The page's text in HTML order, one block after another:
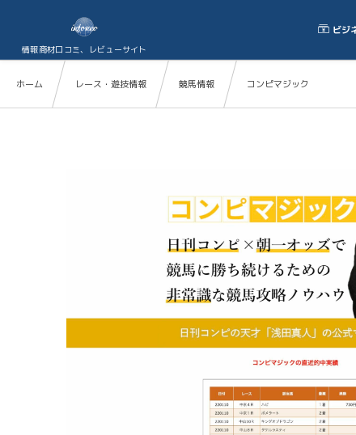
情報商材口コミ、レビューサイト
ビジ
ホーム レース・遊技情報 競馬情報 コンピマジック